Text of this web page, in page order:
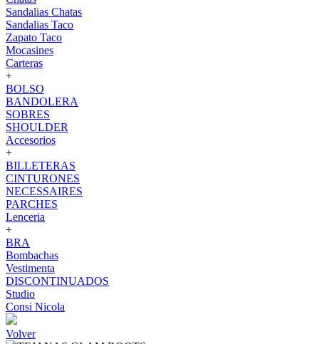
Sandalias Chatas
Sandalias Taco
Zapato Taco
Mocasines
Carteras
+
BOLSO
BANDOLERA
SOBRES
SHOULDER
Accesorios
+
BILLETERAS
CINTURONES
NECESSAIRES
PARCHES
Lenceria
+
BRA
Bombachas
Vestimenta
DISCONTINUADOS
Studio
Consi Nicola
Volver